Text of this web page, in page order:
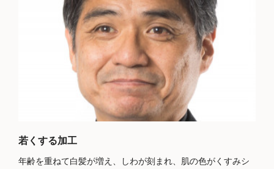
若くする加工
年齢を重ねて白髪が増え、しわが刻まれ、肌の色がくすみシ